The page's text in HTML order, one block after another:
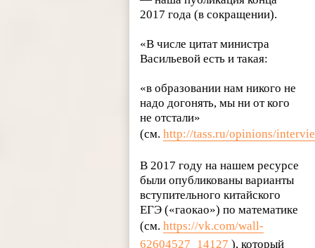
2017 года (в сокращении).
«В числе цитат министра
Васильевой есть и такая:
«в образовании нам никого не
надо догонять, мы ни от кого
не отстали»
(см.http://tass.ru/opinions/
В 2017 году на нашем ресурсе
были опубликованы варианты
вступительного китайского
ЕГЭ («гаокао») по математике
(см.https://vk.com/wall-
62604527_14127 ), который